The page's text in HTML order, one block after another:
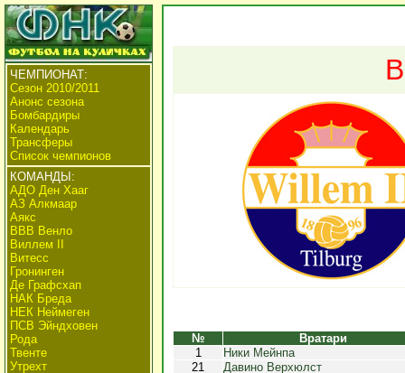
ЧЕМПИОНАТ:
Сезон 2010/2011
Анонс сезона
Бомбардиры
Календарь
Трансферы
Список чемпионов
КОМАНДЫ:
АДО Ден Хааг
АЗ Алкмаар
Аякс
ВВВ Венло
Виллем II
Витесс
Гронинген
Де Графсхап
НАК Бреда
НЕК Неймеген
ПСВ Эйндховен
Рода
Твенте
Утрехт
№
Вратари
1
Ники Мейнпа
21
Давино Верхюлст